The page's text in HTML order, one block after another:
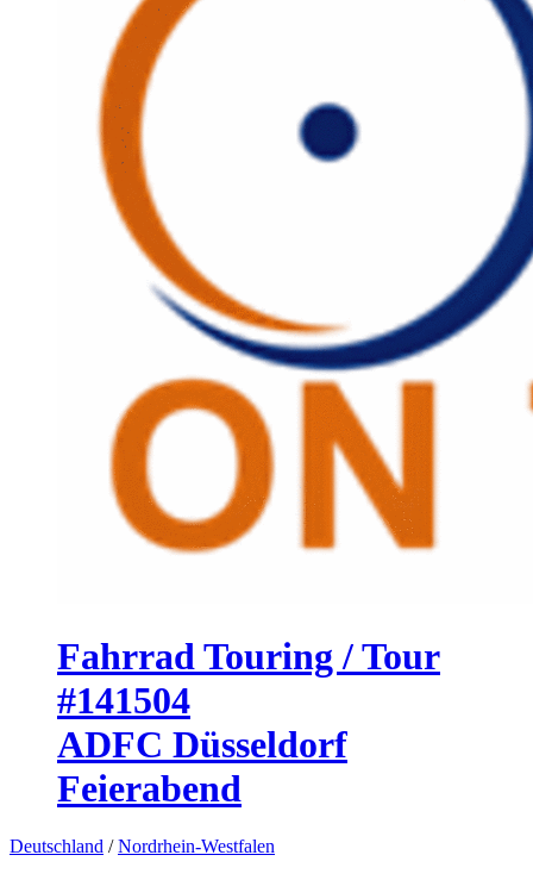
Fahrrad Touring / Tour
#141504
ADFC Düsseldorf
Feierabend
Deutschland /Nordrhein-Westfalen